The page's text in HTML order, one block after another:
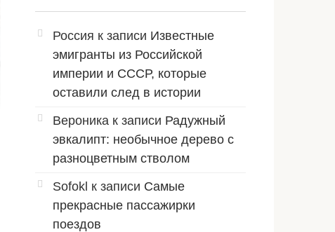
Россия к записи Известные
эмигранты из Российской
империи и СССР, которые
оставили след в истории
Вероника к записи Радужный
эвкалипт: необычное дерево с
разноцветным стволом
Sofokl к записи Самые
прекрасные пассажирки
поездов